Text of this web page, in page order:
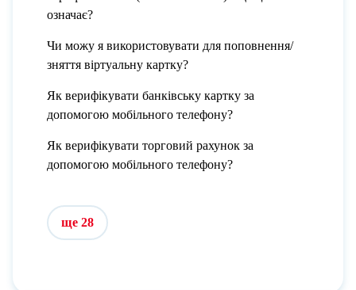
означає?
Чи можу я використовувати для поповнення/
зняття віртуальну картку?
Як верифікувати банківську картку за
допомогою мобільного телефону?
Як верифікувати торговий рахунок за
допомогою мобільного телефону?
ще 28